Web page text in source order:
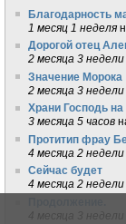
Благодарность
1 месяц 1 неделя
Дорогой отец
2 месяца 3 недели
Значение Морока
2 месяца 3 недели
Храни Господь
3 месяца 5 часов
Протитип фрау
4 месяца 2 недели
Сейчас будет
4 месяца 2 недели